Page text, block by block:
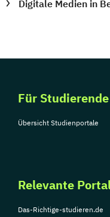
Digitale Medien in
Für Studierende
Übersicht Studienportale
Relevante
Das-Richtige-studieren.de